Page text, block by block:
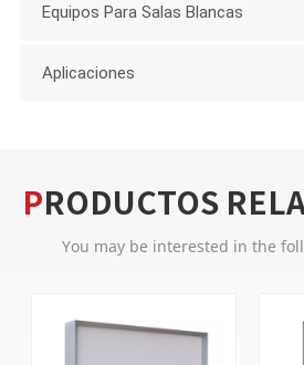
Equipos Para Salas Blancas
Aplicaciones
PRODUCTOS
You may be interested in the